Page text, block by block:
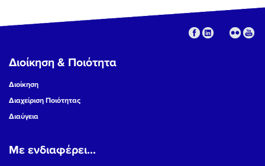
Διοίκηση & Ποιότητα
Διοίκηση
Διαχείριση Ποιότητας
Διαύγεια
Με ενδιαφέρει...